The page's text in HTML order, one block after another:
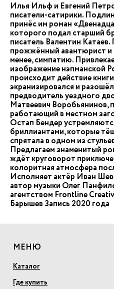
Илья Ильф и Евгений
писатели-сатирики.
принёс им роман
которого подал старший
писатель Валентин Катаев.
прожжённый авантюрист и
менее, симпатию.
изображение нэпманской
происходит действие
экранизировался и
предводитель уездного
Матвеевич Воробьянинов,
работающий в местном
Остап Бендер
бриллиантами, которые
спрятала в одном из
Предлагаем знаменитый
ждёт круговорот
колоритная атмосфера
Исполняет актёр Иван
автор музыки Олег
агентством Frontline
Барышев Запись 2020 года
МЕНЮ
Каталог
Где купить